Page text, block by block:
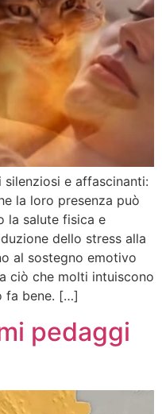
e affascinanti:
la loro presenza può
la salute fisica e
dello stress alla
al sostegno emotivo
ciò che molti intuiscono
fa bene. […]
pedaggi